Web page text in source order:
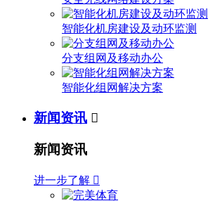
智能化机房建设及动环监测
分支组网及移动办公
智能化组网解决方案
新闻资讯 
新闻资讯
进一步了解 